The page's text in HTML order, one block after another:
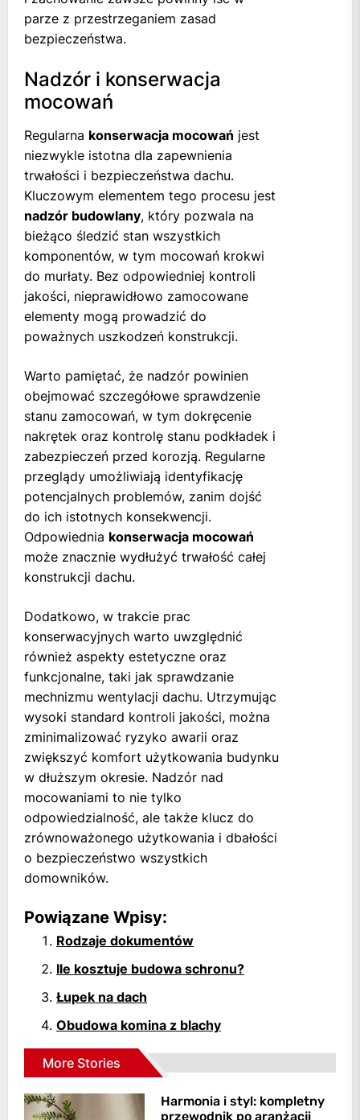
parze z przestrzeganiem zasad
bezpieczeństwa.
Nadzór i konserwacja
mocowań
Regularna konserwacja mocowań jest
niezwykle istotna dla zapewnienia
trwałości i bezpieczeństwa dachu.
Kluczowym elementem tego procesu jest
nadzór budowlany, który pozwala na
bieżąco śledzić stan wszystkich
komponentów, w tym mocowań krokwi
do murłaty. Bez odpowiedniej kontroli
jakości, nieprawidłowo zamocowane
elementy mogą prowadzić do
poważnych uszkodzeń konstrukcji.
Warto pamiętać, że nadzór powinien
obejmować szczegółowe sprawdzenie
stanu zamocowań, w tym dokręcenie
nakrętek oraz kontrolę stanu podkładek i
zabezpieczeń przed korozją. Regularne
przeglądy umożliwiają identyfikację
potencjalnych problemów, zanim dojść
do ich istotnych konsekwencji.
Odpowiednia konserwacja mocowań
może znacznie wydłużyć trwałość całej
konstrukcji dachu.
Dodatkowo, w trakcie prac
konserwacyjnych warto uwzględnić
również aspekty estetyczne oraz
funkcjonalne, taki jak sprawdzanie
mechnizmu wentylacji dachu. Utrzymując
wysoki standard kontroli jakości, można
zminimalizować ryzyko awarii oraz
zwiększyć komfort użytkowania budynku
w dłuższym okresie. Nadzór nad
mocowaniami to nie tylko
odpowiedzialność, ale także klucz do
zrównoważonego użytkowania i dbałości
o bezpieczeństwo wszystkich
domowników.
Powiązane Wpisy:
Rodzaje dokumentów
Ile kosztuje budowa schronu?
Łupek na dach
Obudowa komina z blachy
More Stories
Harmonia i styl: kompletny
przewodnik po aranżacji